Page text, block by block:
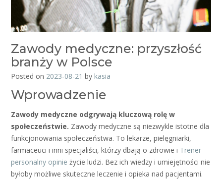
Zawody medyczne: przyszłość
branży w Polsce
Posted on 2023-08-21 by kasia
Wprowadzenie
Zawody medyczne odgrywają kluczową rolę w
społeczeństwie. Zawody medyczne są niezwykle istotne dla
funkcjonowania społeczeństwa. To lekarze, pielęgniarki,
farmaceuci i inni specjaliści, którzy dbają o zdrowie i Trener
personalny opinie życie ludzi. Bez ich wiedzy i umiejętności nie
byłoby możliwe skuteczne leczenie i opieka nad pacjentami.